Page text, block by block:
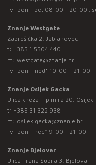
rv: pon - pet 08:00 - 20:00 ;
Znanje Westgate
Zaprešićka 2, Jablanovec
t: +385 1 5504 440
m: westgate@znanje.hr
rv: pon – ned* 10:00 – 21:00
Znanje Osijek Gacka
Ulica kneza Trpimira 20, Osijek
t: +385 31 322 938
m: osijek.gacka@znanje.hr
rv: pon - ned* 9:00 - 21:00
Znanje Bjelovar
Ulica Frana Supila 3, Bjelovar